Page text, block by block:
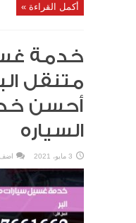
أكمل القراءة »
خدمة
أحسن
السياره
3 مايو، 2021 اضف